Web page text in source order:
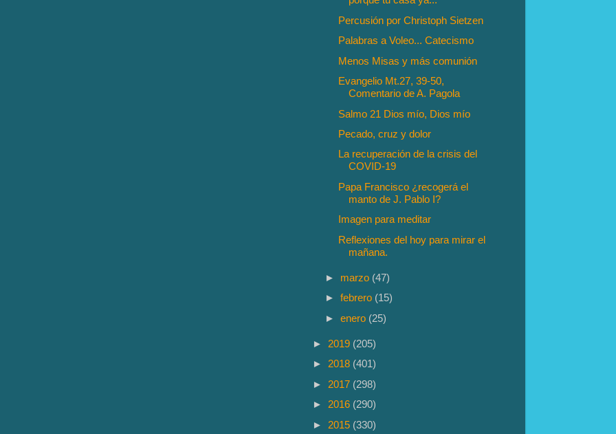
Percusión por Christoph Sietzen
Palabras a Voleo... Catecismo
Menos Misas y más comunión
Evangelio Mt.27, 39-50,
Comentario de A. Pagola
Salmo 21 Dios mío, Dios mío
Pecado, cruz y dolor
La recuperación de la crisis del
COVID-19
Papa Francisco ¿recogerá el
manto de J. Pablo I?
Imagen para meditar
Reflexiones del hoy para mirar el
mañana.
► marzo (47)
►febrero (15)
►enero (25)
► 2019 (205)
► 2018 (401)
► 2017 (298)
► 2016 (290)
► 2015 (330)